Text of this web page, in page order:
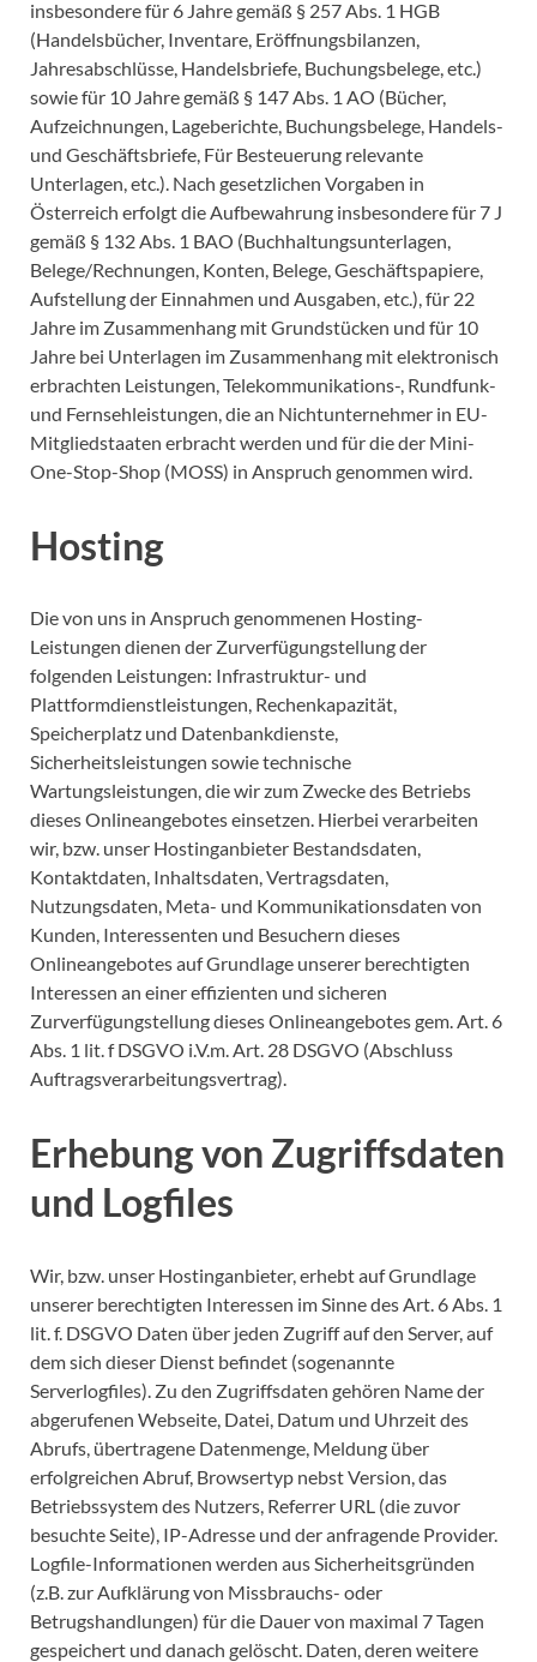
insbesondere für 6 Jahre gemäß § 257 Abs. 1 HGB
(Handelsbücher, Inventare, Eröffnungsbilanzen,
Jahresabschlüsse, Handelsbriefe, Buchungsbelege, etc.)
sowie für 10 Jahre gemäß § 147 Abs. 1 AO (Bücher,
Aufzeichnungen, Lageberichte, Buchungsbelege, Handels-
und Geschäftsbriefe, Für Besteuerung relevante
Unterlagen, etc.). Nach gesetzlichen Vorgaben in
Österreich erfolgt die Aufbewahrung insbesondere für 7 J
gemäß § 132 Abs. 1 BAO (Buchhaltungsunterlagen,
Belege/Rechnungen, Konten, Belege, Geschäftspapiere,
Aufstellung der Einnahmen und Ausgaben, etc.), für 22
Jahre im Zusammenhang mit Grundstücken und für 10
Jahre bei Unterlagen im Zusammenhang mit elektronisch
erbrachten Leistungen, Telekommunikations-, Rundfunk-
und Fernsehleistungen, die an Nichtunternehmer in EU-
Mitgliedstaaten erbracht werden und für die der Mini-
One-Stop-Shop (MOSS) in Anspruch genommen wird.
Hosting
Die von uns in Anspruch genommenen Hosting-
Leistungen dienen der Zurverfügungstellung der
folgenden Leistungen: Infrastruktur- und
Plattformdienstleistungen, Rechenkapazität,
Speicherplatz und Datenbankdienste,
Sicherheitsleistungen sowie technische
Wartungsleistungen, die wir zum Zwecke des Betriebs
dieses Onlineangebotes einsetzen. Hierbei verarbeiten
wir, bzw. unser Hostinganbieter Bestandsdaten,
Kontaktdaten, Inhaltsdaten, Vertragsdaten,
Nutzungsdaten, Meta- und Kommunikationsdaten von
Kunden, Interessenten und Besuchern dieses
Onlineangebotes auf Grundlage unserer berechtigten
Interessen an einer effizienten und sicheren
Zurverfügungstellung dieses Onlineangebotes gem. Art. 6
Abs. 1 lit. f DSGVO i.V.m. Art. 28 DSGVO (Abschluss
Auftragsverarbeitungsvertrag).
Erhebung von Zugriffsdaten
und Logfiles
Wir, bzw. unser Hostinganbieter, erhebt auf Grundlage
unserer berechtigten Interessen im Sinne des Art. 6 Abs. 1
lit. f. DSGVO Daten über jeden Zugriff auf den Server, auf
dem sich dieser Dienst befindet (sogenannte
Serverlogfiles). Zu den Zugriffsdaten gehören Name der
abgerufenen Webseite, Datei, Datum und Uhrzeit des
Abrufs, übertragene Datenmenge, Meldung über
erfolgreichen Abruf, Browsertyp nebst Version, das
Betriebssystem des Nutzers, Referrer URL (die zuvor
besuchte Seite), IP-Adresse und der anfragende Provider.
Logfile-Informationen werden aus Sicherheitsgründen
(z.B. zur Aufklärung von Missbrauchs- oder
Betrugshandlungen) für die Dauer von maximal 7 Tagen
gespeichert und danach gelöscht. Daten, deren weitere